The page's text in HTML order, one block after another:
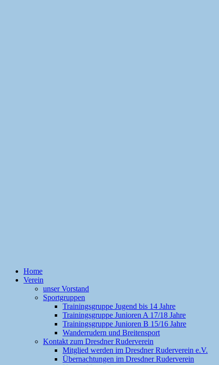
Home
Verein
unser Vorstand
Sportgruppen
Trainingsgruppe Jugend bis 14 Jahre
Trainingsgruppe Junioren A 17/18 Jahre
Trainingsgruppe Junioren B 15/16 Jahre
Wanderrudern und Breitensport
Kontakt zum Dresdner Ruderverein
Mitglied werden im Dresdner Ruderverein e.V.
Übernachtungen im Dresdner Ruderverein